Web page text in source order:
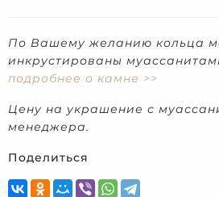
По Вашему желанию кольца
инкрустированы
подробнее о камне >>
Цену на украшение с
менеджера.
Поделиться